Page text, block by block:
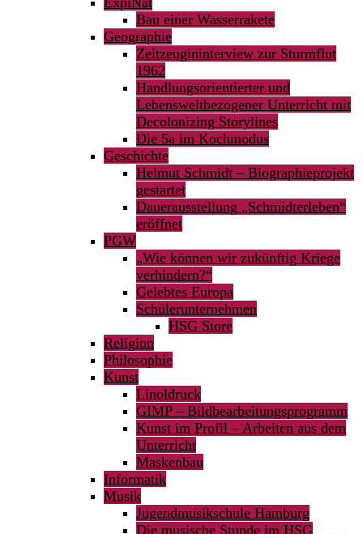
Bau einer Wasserrakete
Geographie
Zeitzeugininterview zur Sturmflut
1962
Handlungsorientierter und
Lebensweltbezogener Unterricht mit
Decolonizing Storylines
Die 5a im Kochmodus
Geschichte
Helmut Schmidt – Biographieprojekt
gestartet
Dauerausstellung „Schmidterleben“
eröffnet
PGW
„Wie können wir zukünftig Kriege
verhindern?“
Gelebtes Europa
Schülerunternehmen
HSG Store
Religion
Philosophie
Kunst
Linoldruck
GIMP – Bildbearbeitungsprogramm
Kunst im Profil – Arbeiten aus dem
Unterricht
Maskenbau
Informatik
Musik
Jugendmusikschule Hamburg
Die musische Stunde im HSG